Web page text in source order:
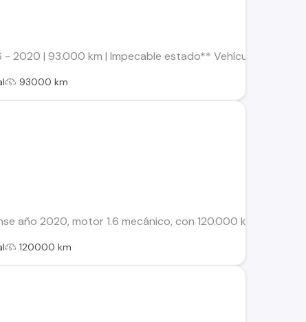
- 2020 | 93.000 km | Impecable estado** Vehículo en
93000 km
año 2020, motor 1.6 mecánico, con 120.000 km y solo
120000 km